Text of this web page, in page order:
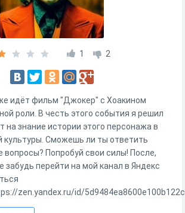
1 2
идёт фильм "Джокер" с Хоакином
роли. В честь этого события я решил
на знание истории этого персонажа в
культуры. Сможешь ли ты ответить
вопросы? Попробуй свои силы! После,
забудь перейти на мой канал в Яндекс
zen.yandex.ru/id/